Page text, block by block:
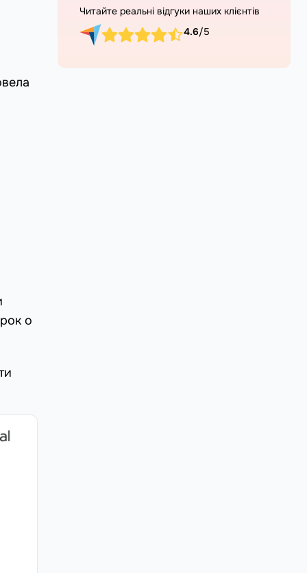
о
Читайте реальні відгуки наших клієнтів
4.6/5